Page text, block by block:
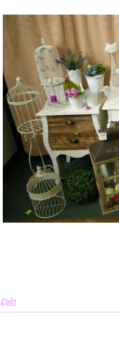
Zpět